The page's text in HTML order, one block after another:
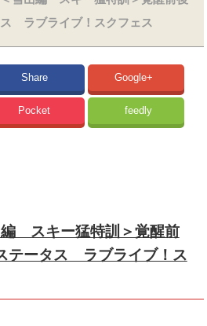
ラブライブ！スクフェス
Share Google+
Pocket feedly
スキー猛特訓＞覚醒前
テータス ラブライブ！ス